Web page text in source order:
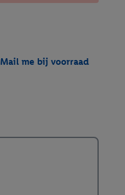
Mail me bij voorraad